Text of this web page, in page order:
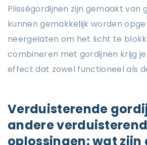
Plisségordijnen zijn gemaakt van
kunnen gemakkelijk worden
neergelaten om het licht te
combineren met gordijnen krijg
effect dat zowel functioneel als
Verduisterende
andere
oplossingen: wat zijn